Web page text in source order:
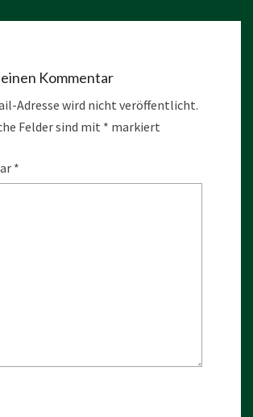
Kommentar
Adresse wird nicht veröffentlicht.
Felder sind mit * markiert
*